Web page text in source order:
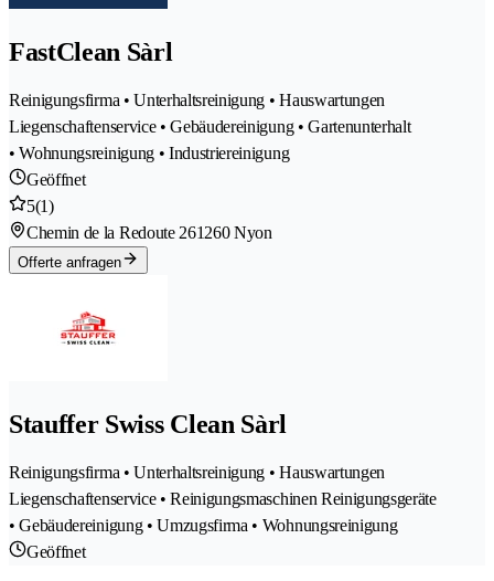
FastClean Sàrl
Reinigungsfirma • Unterhaltsreinigung • Hauswartungen
Liegenschaftenservice • Gebäudereinigung • Gartenunterhalt
• Wohnungsreinigung • Industriereinigung
Geöffnet
5(1)
Chemin de la Redoute 261260 Nyon
Offerte anfragen
Stauffer Swiss Clean Sàrl
Reinigungsfirma • Unterhaltsreinigung • Hauswartungen
Liegenschaftenservice • Reinigungsmaschinen Reinigungsgeräte
• Gebäudereinigung • Umzugsfirma • Wohnungsreinigung
Geöffnet